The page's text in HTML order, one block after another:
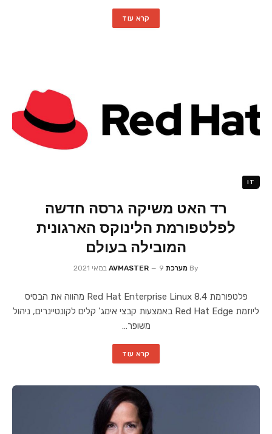
קרא עוד
IT
רד האט משיקה גרסה חדשה
לפלטפורמת הלינוקס הארגונית
המובילה בעולם
By מערכת AVMASTER 9 במאי 2021
פלטפורמת Red Hat Enterprise Linux 8.4 מהווה את הבסיס
ליוזמת Red Hat Edge באמצעות קבצי אימג' קלים לקונטיינרים, ניהול
משופר…
קרא עוד